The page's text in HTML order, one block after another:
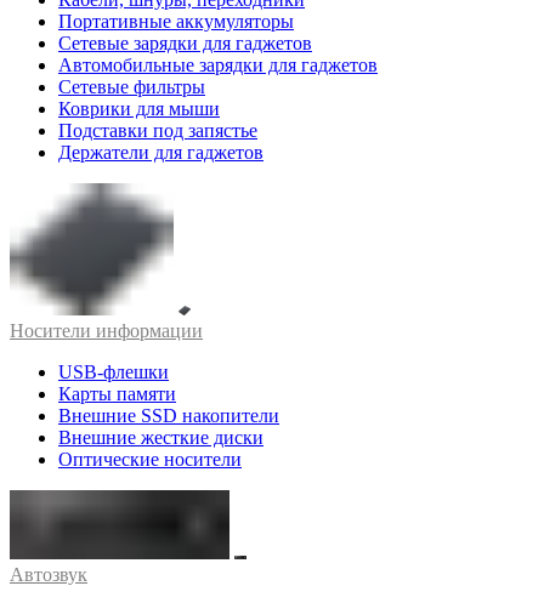
Портативные аккумуляторы
Сетевые зарядки для гаджетов
Автомобильные зарядки для гаджетов
Сетевые фильтры
Коврики для мыши
Подставки под запястье
Держатели для гаджетов
Носители информации
USB-флешки
Карты памяти
Внешние SSD накопители
Внешние жесткие диски
Оптические носители
Автозвук